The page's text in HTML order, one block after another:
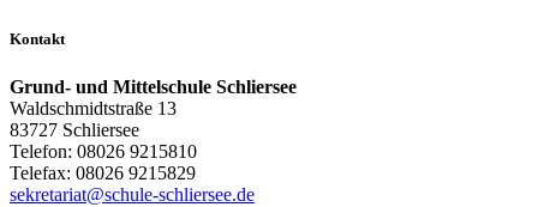
Kontakt
Grund- und Mittelschule Schliersee
Waldschmidtstraße 13
83727 Schliersee
Telefon: 08026 9215810
Telefax: 08026 9215829
sekretariat@schule-schliersee.de